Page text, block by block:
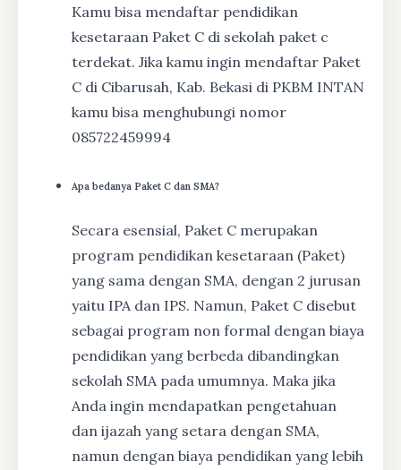
Kamu bisa mendaftar pendidikan
kesetaraan Paket C di sekolah paket c
terdekat. Jika kamu ingin mendaftar Paket
C di Cibarusah, Kab. Bekasi di PKBM INTAN
kamu bisa menghubungi nomor
085722459994
Apa bedanya Paket C dan SMA?
Secara esensial, Paket C merupakan
program pendidikan kesetaraan (Paket)
yang sama dengan SMA, dengan 2 jurusan
yaitu IPA dan IPS. Namun, Paket C disebut
sebagai program non formal dengan biaya
pendidikan yang berbeda dibandingkan
sekolah SMA pada umumnya. Maka jika
Anda ingin mendapatkan pengetahuan
dan ijazah yang setara dengan SMA,
namun dengan biaya pendidikan yang lebih